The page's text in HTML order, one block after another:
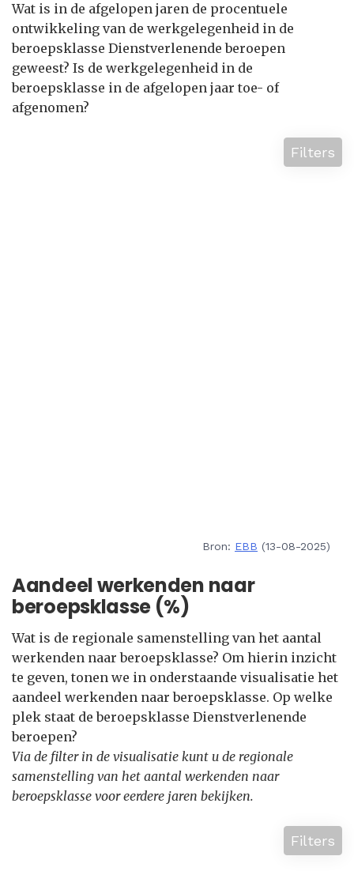
Wat is in de afgelopen jaren de procentuele
ontwikkeling van de werkgelegenheid in de
beroepsklasse Dienstverlenende beroepen
geweest? Is de werkgelegenheid in de
beroepsklasse in de afgelopen jaar toe- of
afgenomen?
Filters
Bron: EBB (13-08-2025)
Aandeel werkenden naar
beroepsklasse (%)
Wat is de regionale samenstelling van het aantal
werkenden naar beroepsklasse? Om hierin inzicht
te geven, tonen we in onderstaande visualisatie het
aandeel werkenden naar beroepsklasse. Op welke
plek staat de beroepsklasse Dienstverlenende
beroepen?
Via de filter in de visualisatie kunt u de regionale
samenstelling van het aantal werkenden naar
beroepsklasse voor eerdere jaren bekijken.
Filters